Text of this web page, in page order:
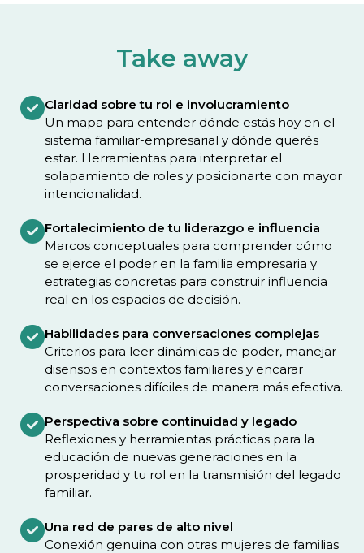
Take away
Claridad sobre tu rol e involucramiento
Un mapa para entender dónde estás hoy en el
sistema familiar-empresarial y dónde querés
estar. Herramientas para interpretar el
solapamiento de roles y posicionarte con mayor
intencionalidad.
Fortalecimiento de tu liderazgo e influencia
Marcos conceptuales para comprender cómo
se ejerce el poder en la familia empresaria y
estrategias concretas para construir influencia
real en los espacios de decisión.
Habilidades para conversaciones complejas
Criterios para leer dinámicas de poder, manejar
disensos en contextos familiares y encarar
conversaciones difíciles de manera más efectiva.
Perspectiva sobre continuidad y legado
Reflexiones y herramientas prácticas para la
educación de nuevas generaciones en la
prosperidad y tu rol en la transmisión del legado
familiar.
Una red de pares de alto nivel
Conexión genuina con otras mujeres de familias